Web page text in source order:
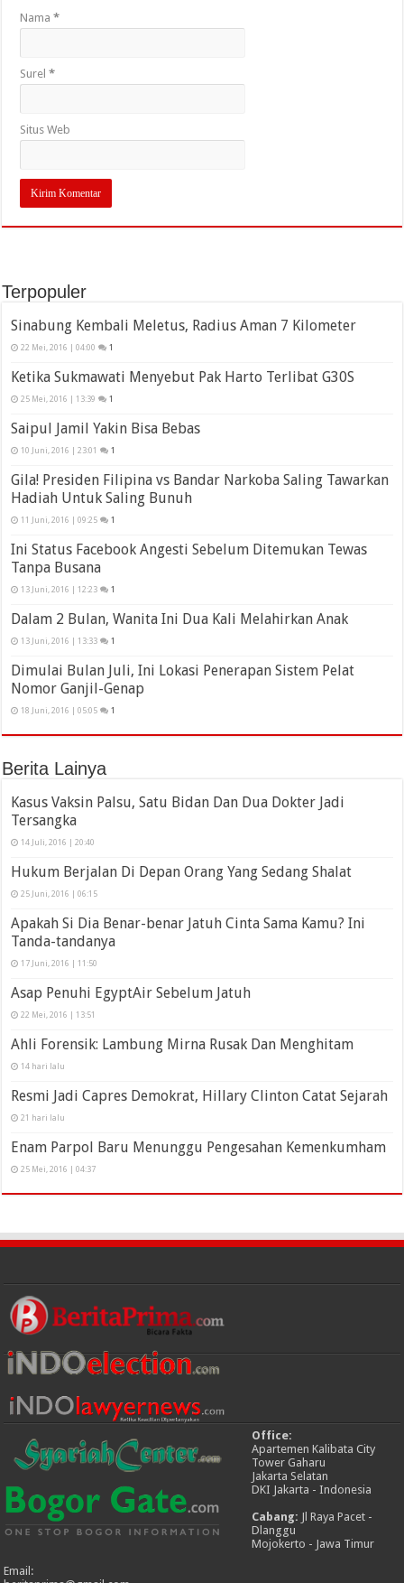
Nama*
Surel*
Situs Web
Terpopuler
Sinabung Kembali Meletus, Radius Aman 7 Kilometer
22 Mei, 2016 | 04:00 1
Ketika Sukmawati Menyebut Pak Harto Terlibat G30S
25 Mei, 2016 | 13:39 1
Saipul Jamil Yakin Bisa Bebas
10 Juni, 2016 | 23:01 1
Gila! Presiden Filipina vs Bandar Narkoba Saling Tawarkan
Hadiah Untuk Saling Bunuh
11 Juni, 2016 | 09:25 1
Ini Status Facebook Angesti Sebelum Ditemukan Tewas
Tanpa Busana
13 Juni, 2016 | 12:23 1
Dalam 2 Bulan, Wanita Ini Dua Kali Melahirkan Anak
13 Juni, 2016 | 13:33 1
Dimulai Bulan Juli, Ini Lokasi Penerapan Sistem Pelat
Nomor Ganjil-Genap
18 Juni, 2016 | 05:05 1
Berita Lainya
Kasus Vaksin Palsu, Satu Bidan Dan Dua Dokter Jadi
Tersangka
14 Juli, 2016 | 20:40
Hukum Berjalan Di Depan Orang Yang Sedang Shalat
25 Juni, 2016 | 06:15
Apakah Si Dia Benar-benar Jatuh Cinta Sama Kamu? Ini
Tanda-tandanya
17 Juni, 2016 | 11:50
Asap Penuhi EgyptAir Sebelum Jatuh
22 Mei, 2016 | 13:51
Ahli Forensik: Lambung Mirna Rusak Dan Menghitam
14 hari lalu
Resmi Jadi Capres Demokrat, Hillary Clinton Catat Sejarah
21 hari lalu
Enam Parpol Baru Menunggu Pengesahan Kemenkumham
25 Mei, 2016 | 04:37
Office:
Apartemen Kalibata City
Tower Gaharu
Jakarta Selatan
DKI Jakarta - Indonesia
Cabang: Jl Raya Pacet -
Dlanggu
Mojokerto - Jawa Timur
Email: